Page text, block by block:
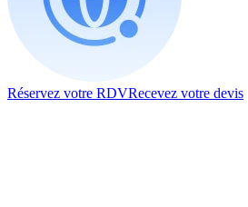
Réservez votre RDVRecevez votre devis